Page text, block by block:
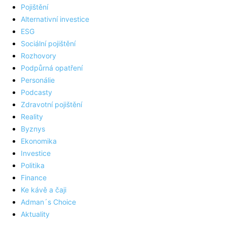
Pojištění
Alternativní investice
ESG
Sociální pojištění
Rozhovory
Podpůrná opatření
Personálie
Podcasty
Zdravotní pojištění
Reality
Byznys
Ekonomika
Investice
Politika
Finance
Ke kávě a čaji
Adman´s Choice
Aktuality